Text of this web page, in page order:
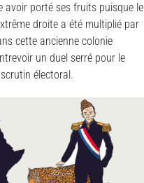
avoir porté ses fruits puisque le
droite a été multiplié par
cette ancienne colonie
un duel serré pour le
électoral.